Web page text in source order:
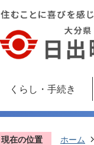
くらし・手続き
現在の位置 ホーム